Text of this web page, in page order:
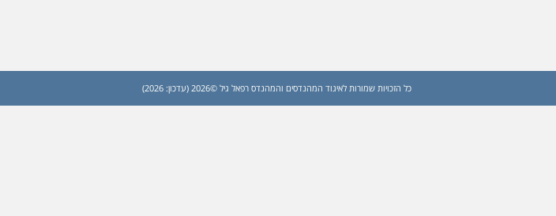
כל הזכויות שמורות לאיגוד המהנדסים והמהנדס רפאל גיל ©2026 (עדכון: 2026)